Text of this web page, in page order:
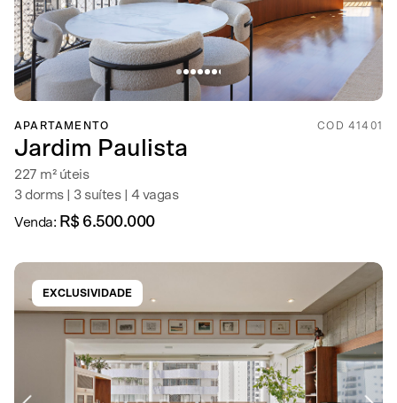
APARTAMENTO COD 41401
Jardim Paulista
227 m² úteis
3 dorms | 3 suítes | 4 vagas
Venda: R$ 6.500.000
EXCLUSIVIDADE